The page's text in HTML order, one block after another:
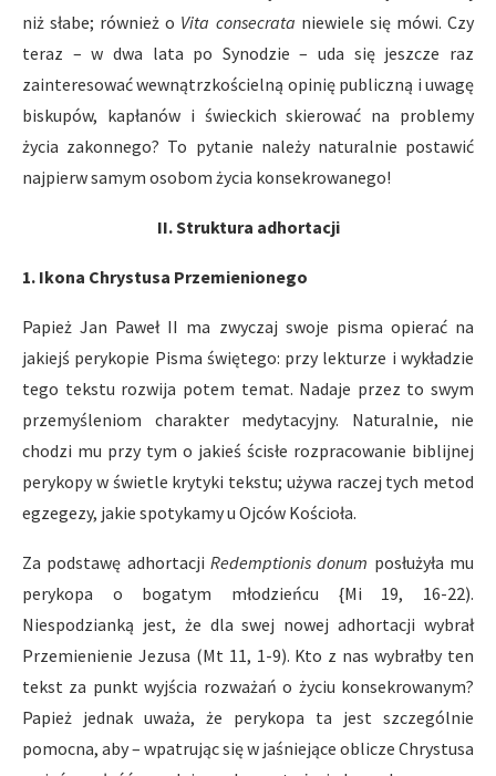
niż słabe; również o Vita consecrata niewiele się mówi. Czy
teraz – w dwa lata po Synodzie – uda się jeszcze raz
zainteresować wewnątrzkościelną opinię publiczną i uwagę
biskupów, kapłanów i świeckich skierować na problemy
życia zakonnego? To pytanie należy naturalnie postawić
najpierw samym osobom życia konsekrowanego!
II. Struktura adhortacji
1. Ikona Chrystusa Przemienionego
Papież Jan Paweł II ma zwyczaj swoje pisma opierać na
jakiejś perykopie Pisma świętego: przy lekturze i wykładzie
tego tekstu rozwija potem temat. Nadaje przez to swym
przemyśleniom charakter medytacyjny. Naturalnie, nie
chodzi mu przy tym o jakieś ścisłe rozpracowanie biblijnej
perykopy w świetle krytyki tekstu; używa raczej tych metod
egzegezy, jakie spotykamy u Ojców Kościoła.
Za podstawę adhortacji Redemptionis donum posłużyła mu
perykopa o bogatym młodzieńcu {Mi 19, 16-22).
Niespodzianką jest, że dla swej nowej adhortacji wybrał
Przemienienie Jezusa (Mt 11, 1-9). Kto z nas wybrałby ten
tekst za punkt wyjścia rozważań o życiu konsekrowanym?
Papież jednak uważa, że perykopa ta jest szczególnie
pomocna, aby – wpatrując się w jaśniejące oblicze Chrystusa